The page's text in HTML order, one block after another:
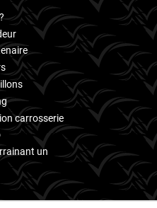
carrosserie
un